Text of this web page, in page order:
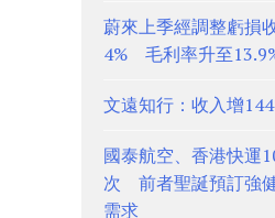
蔚來上季經調整虧損
4% 毛利率升至
文遠知行：收入增
國泰航空、香港快運
次 前者聖誕預訂強
需求